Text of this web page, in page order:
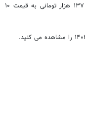
هر گرم طلای ۱۸عیار در بازار تهران نیز با کاهش ۱۳۷ هزار تومانی به قیمت ۱۰